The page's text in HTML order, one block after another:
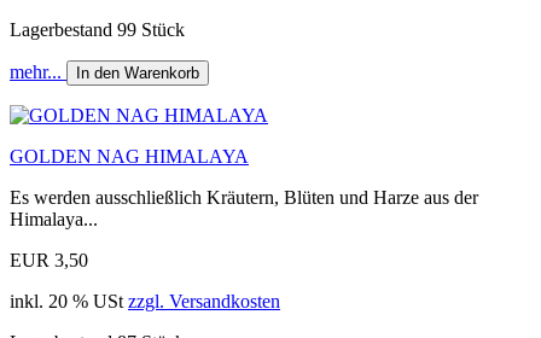
Lagerbestand 99 Stück
mehr... In den Warenkorb
GOLDEN NAG HIMALAYA
Es werden ausschließlich Kräutern, Blüten und Harze aus der
Himalaya...
EUR 3,50
inkl. 20 % USt zzgl. Versandkosten